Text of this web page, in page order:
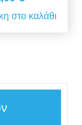
στο καλάθι